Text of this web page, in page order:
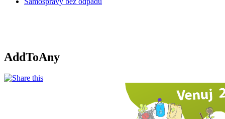
AddToAny